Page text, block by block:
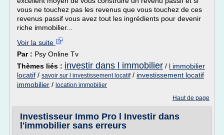
vous ne touchez pas les revenus que vous touchez de ces
revenus passif vous avez tout les ingrédients pour devenir
riche immobilier...
Voir la suite
Par : Psy Online Tv
Thèmes liés : investir dans l immobilier / l immobilier
locatif / savoir sur l investissement locatif/ investissement locatif
immobilier / location immobilier
Haut de page
Investisseur Immo Pro l Investir dans
l'immobilier sans erreurs